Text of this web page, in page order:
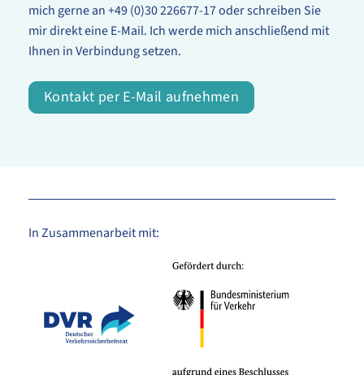
mich gerne an +49 (0)30 226677-17 oder schreiben Sie
mir direkt eine E-Mail. Ich werde mich anschließend mit
Ihnen in Verbindung setzen.
Kontakt per E-Mail aufnehmen
In Zusammenarbeit mit: